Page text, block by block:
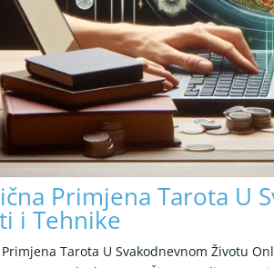
Primjena Tarota U
i Tehnike
Tarota U Svakodnevnom Životu